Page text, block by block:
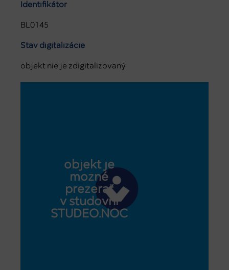
Identifikátor
BL0145
Stav digitalizácie
objekt nie je zdigitalizovaný
objekt je
možné
prezerať
v študovni
STUDEO.NOC